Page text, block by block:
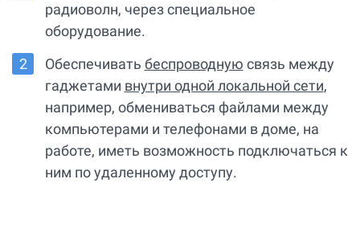
радиоволн, через специальное
оборудование.
Обеспечивать беспроводную связь между
гаджетами внутри одной локальной сети,
например, обмениваться файлами между
компьютерами и телефонами в доме, на
работе, иметь возможность подключаться к
ним по удаленному доступу.